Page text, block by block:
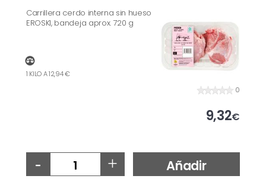
Carrillera cerdo interna sin hueso
EROSKI, bandeja aprox. 720 g
0
1 KILO A 12,94 €
9,32€
- + Añadir